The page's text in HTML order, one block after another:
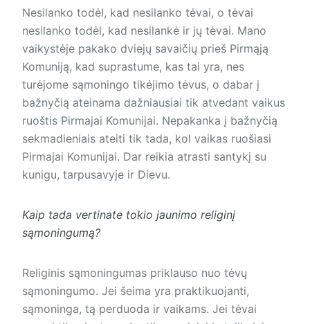
Nesilanko todėl, kad nesilanko tėvai, o tėvai
nesilanko todėl, kad nesilankė ir jų tėvai. Mano
vaikystėje pakako dviejų savaičių prieš Pirmąją
Komuniją, kad suprastume, kas tai yra, nes
turėjome sąmoningo tikėjimo tėvus, o dabar į
bažnyčią ateinama dažniausiai tik atvedant vaikus
ruoštis Pirmajai Komunijai. Nepakanka į bažnyčią
sekmadieniais ateiti tik tada, kol vaikas ruošiasi
Pirmajai Komunijai. Dar reikia atrasti santykį su
kunigu, tarpusavyje ir Dievu.
Kaip tada vertinate tokio jaunimo religinį
sąmoningumą?
Religinis sąmoningumas priklauso nuo tėvų
sąmoningumo. Jei šeima yra praktikuojanti,
sąmoninga, tą perduoda ir vaikams. Jei tėvai